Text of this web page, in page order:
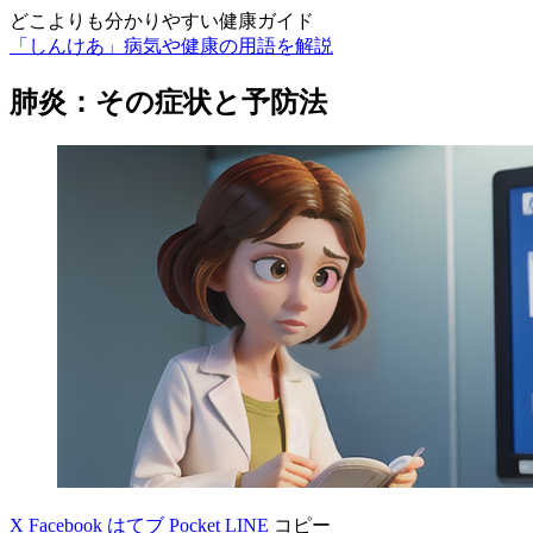
どこよりも分かりやすい健康ガイド
「しんけあ」病気や健康の用語を解説
肺炎：その症状と予防法
X Facebook はてブ Pocket LINE コピー